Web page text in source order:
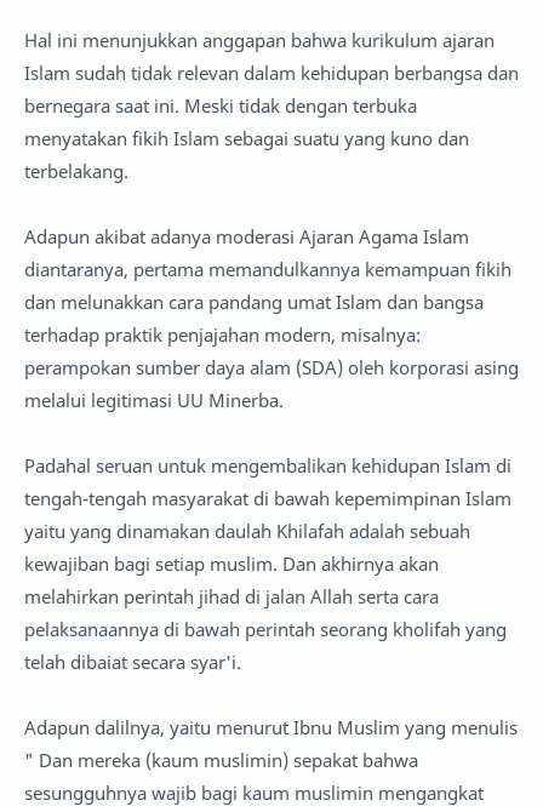
Hal ini menunjukkan anggapan bahwa kurikulum ajaran
Islam sudah tidak relevan dalam kehidupan berbangsa dan
bernegara saat ini. Meski tidak dengan terbuka
menyatakan fikih Islam sebagai suatu yang kuno dan
terbelakang.
Adapun akibat adanya moderasi Ajaran Agama Islam
diantaranya, pertama memandulkannya kemampuan fikih
dan melunakkan cara pandang umat Islam dan bangsa
terhadap praktik penjajahan modern, misalnya:
perampokan sumber daya alam (SDA) oleh korporasi asing
melalui legitimasi UU Minerba.
Padahal seruan untuk mengembalikan kehidupan Islam di
tengah-tengah masyarakat di bawah kepemimpinan Islam
yaitu yang dinamakan daulah Khilafah adalah sebuah
kewajiban bagi setiap muslim. Dan akhirnya akan
melahirkan perintah jihad di jalan Allah serta cara
pelaksanaannya di bawah perintah seorang kholifah yang
telah dibaiat secara syar'i.
Adapun dalilnya, yaitu menurut Ibnu Muslim yang menulis
" Dan mereka (kaum muslimin) sepakat bahwa
sesungguhnya wajib bagi kaum muslimin mengangkat